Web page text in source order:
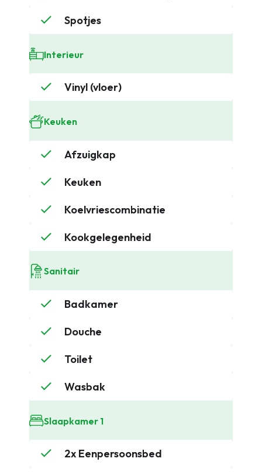
Spotjes
Interieur
Vinyl (vloer)
Keuken
Afzuigkap
Keuken
Koelvriescombinatie
Kookgelegenheid
Sanitair
Badkamer
Douche
Toilet
Wasbak
Slaapkamer 1
2x Eenpersoonsbed